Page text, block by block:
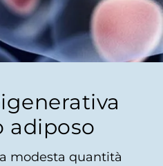
adiposo
modesta quantità